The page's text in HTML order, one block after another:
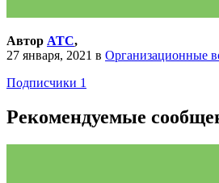
Автор АТС,
27 января, 2021 в Организационные
Подписчики 1
Рекомендуемые